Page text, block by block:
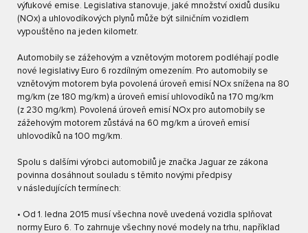
výfukové emise. Legislativa stanovuje, jaké množství oxidů dusíku
(NOx) a uhlovodíkových plynů může být silničním vozidlem
vypouštěno na jeden kilometr.
Automobily se zážehovým a vznětovým motorem podléhají podle
nové legislativy Euro 6 rozdílným omezením. Pro automobily se
vznětovým motorem byla povolená úroveň emisí NOx snížena na 80
mg/km (ze 180 mg/km) a úroveň emisí uhlovodíků na 170 mg/km
(z 230 mg/km). Povolená úroveň emisí NOx pro automobily se
zážehovým motorem zůstává na 60 mg/km a úroveň emisí
uhlovodíků na 100 mg/km.
Spolu s dalšími výrobci automobilů je značka Jaguar ze zákona
povinna dosáhnout souladu s těmito novými předpisy
v následujících termínech:
• Od 1. ledna 2015 musí všechna nově uvedená vozidla splňovat
normy Euro 6. To zahrnuje všechny nové modely na trhu, například